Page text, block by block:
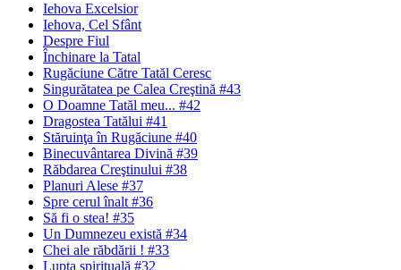
Iehova Excelsior
Iehova, Cel Sfânt
Despre Fiul
Închinare la Tatal
Rugăciune Către Tatăl Ceresc
Singurătatea pe Calea Creştină #43
O Doamne Tatăl meu... #42
Dragostea Tatălui #41
Stăruinţa în Rugăciune #40
Binecuvântarea Divină #39
Răbdarea Creştinului #38
Planuri Alese #37
Spre cerul înalt #36
Să fi o stea! #35
Un Dumnezeu există #34
Chei ale răbdării ! #33
Lupta spirituală #32